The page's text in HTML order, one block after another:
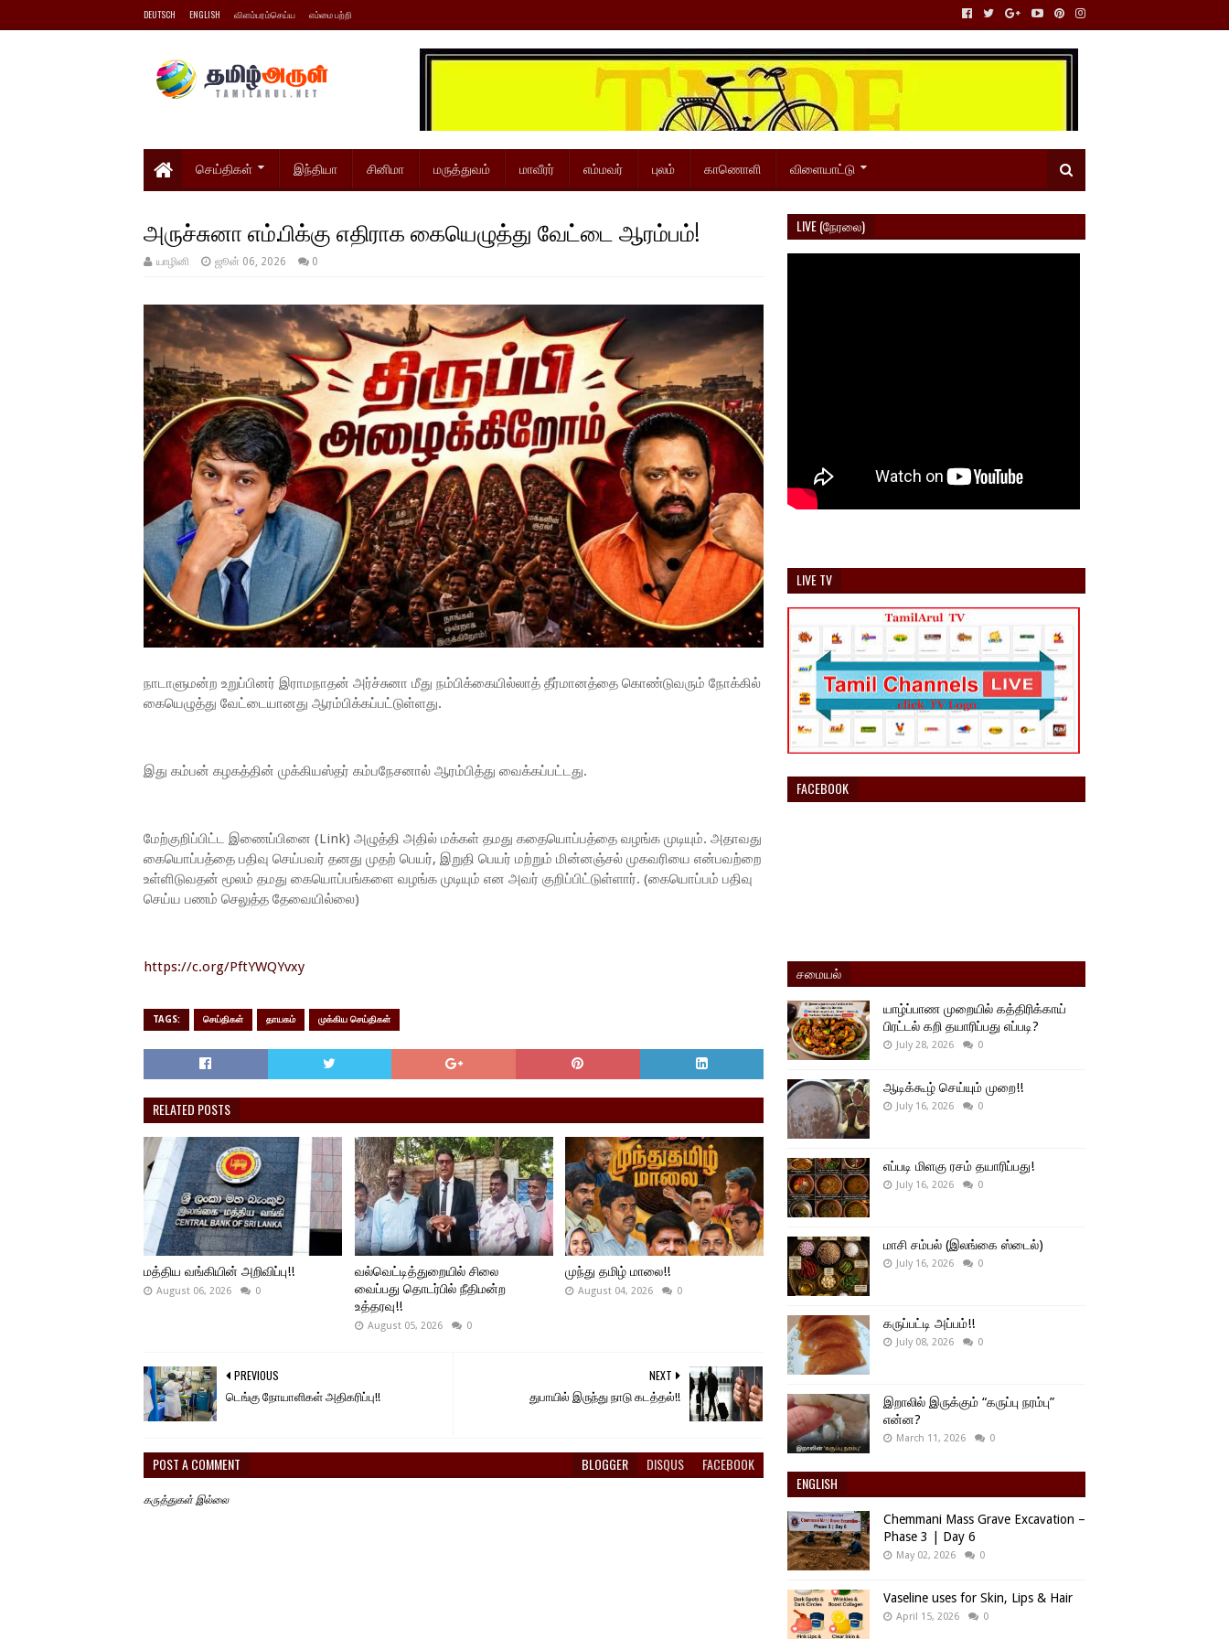
DEUTSCH ENGLISH விளம்பரம்செய்ய எம்மை பற்றி
செய்திகள் இந்தியா சினிமா மருத்துவம் மாவீரர் எம்மவர் புலம் காணொளி விளையாட்டு
அருச்சுனா எம்.பிக்கு எதிராக கையெழுத்து வேட்டை ஆரம்பம்!
யாழினி ஜூன் 06, 2026 0
நாடாளுமன்ற உறுப்பினர் இராமநாதன் அர்ச்சுனா மீது நம்பிக்கையில்லாத் தீர்மானத்தை கொண்டுவரும் நோக்கில்
கையெழுத்து வேட்டையானது ஆரம்பிக்கப்பட்டுள்ளது.
இது கம்பன் கழகத்தின் முக்கியஸ்தர் கம்பநேசனால் ஆரம்பித்து வைக்கப்பட்டது.
மேற்குறிப்பிட்ட இணைப்பினை (Link) அழுத்தி அதில் மக்கள் தமது கதையொப்பத்தை வழங்க முடியும். அதாவது
கையொப்பத்தை பதிவு செய்பவர் தனது முதற் பெயர், இறுதி பெயர் மற்றும் மின்னஞ்சல் முகவரியை என்பவற்றை
உள்ளிடுவதன் மூலம் தமது கையொப்பங்களை வழங்க முடியும் என அவர் குறிப்பிட்டுள்ளார். (கையொப்பம் பதிவு
செய்ய பணம் செலுத்த தேவையில்லை)
https://c.org/PftYWQYvxy
TAGS: செய்திகள் தாயகம் முக்கிய செய்திகள்
RELATED POSTS
மத்திய வங்கியின் அறிவிப்பு!!
August 06, 2026 0
வல்வெட்டித்துறையில் சிலை
வைப்பது தொடர்பில் நீதிமன்ற
உத்தரவு!!
August 05, 2026 0
முந்து தமிழ் மாலை!!
August 04, 2026 0
NEXT
துபாயில் இருந்து நாடு கடத்தல்!!
PREVIOUS
டெங்கு நோயாளிகள் அதிகரிப்பு!!
POST A COMMENT BLOGGER DISQUS FACEBOOK
கருத்துகள் இல்லை
LIVE (நேரலை)
LIVE TV
FACEBOOK
சமையல்
யாழ்ப்பாண முறையில் கத்திரிக்காய்
பிரட்டல் கறி தயாரிப்பது எப்படி?
July 28, 2026 0
ஆடிக்கூழ் செய்யும் முறை!!
July 16, 2026 0
எப்படி மிளகு ரசம் தயாரிப்பது!
July 16, 2026 0
மாசி சம்பல் (இலங்கை ஸ்டைல்)
July 16, 2026 0
கருப்பட்டி அப்பம்!!
July 08, 2026 0
இறாலில் இருக்கும் “கருப்பு நரம்பு”
என்ன?
March 11, 2026 0
ENGLISH
Chemmani Mass Grave Excavation –
Phase 3 | Day 6
May 02, 2026 0
Vaseline uses for Skin, Lips & Hair
April 15, 2026 0